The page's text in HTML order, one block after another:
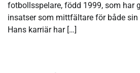
fotbollsspelare, född 1999, som har
insatser som mittfältare för både
Hans karriär har […]